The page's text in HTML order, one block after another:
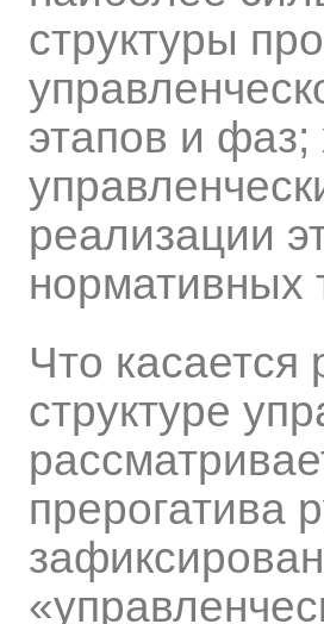
структуры
этапов и фаз;
реализации
нормативных
Что
структуре
прерогатива